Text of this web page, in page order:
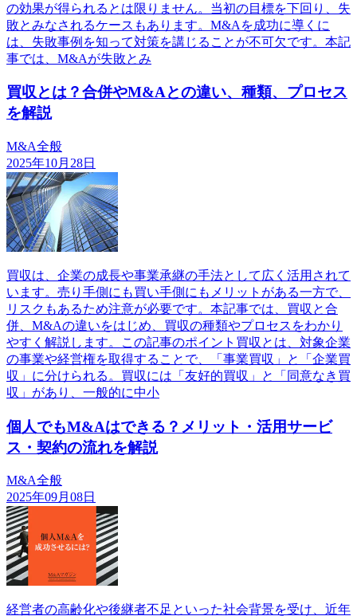
の効果が得られるとは限りません。当初の目標を下回り、失
敗とみなされるケースもあります。M&Aを成功に導くに
は、失敗事例を知って対策を講じることが不可欠です。本記
事では、M&Aが失敗とみ
買収とは？合併やM&Aとの違い、種類、プロセス
を解説
M&A全般
2025年10月28日
買収は、企業の成長や事業承継の手法として広く活用されて
います。売り手側にも買い手側にもメリットがある一方で、
リスクもあるため注意が必要です。本記事では、買収と合
併、M&Aの違いをはじめ、買収の種類やプロセスをわかり
やすく解説します。この記事のポイント買収とは、対象企業
の事業や経営権を取得することで、「事業買収」と「企業買
収」に分けられる。買収には「友好的買収」と「同意なき買
収」があり、一般的に中小
個人でもM&Aはできる？メリット・活用サービ
ス・契約の流れを解説
M&A全般
2025年09月08日
経営者の高齢化や後継者不足といった社会背景を受け、近年